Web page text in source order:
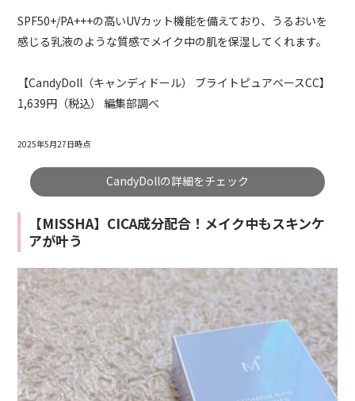
SPF50+/PA+++の高いUVカット機能を備えており、うるおいを
感じる乳液のような質感でメイク中の肌を保湿してくれます。
【CandyDoll（キャンディドール） ブライトピュアベースCC】
1,639円（税込） 編集部調べ
2025年5月27日時点
CandyDollの詳細をチェック
【MISSHA】CICA成分配合！メイク中もスキンケ
アが叶う